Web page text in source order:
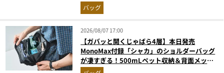
バッグ
2026/08/07 17:00
【ガバッと開くじゃばら4層】本日発売
MonoMax付録「シャカ」のショルダーバッグ
が凄すぎる！500mLペット収納＆背面メッシ
ュでベタつかない